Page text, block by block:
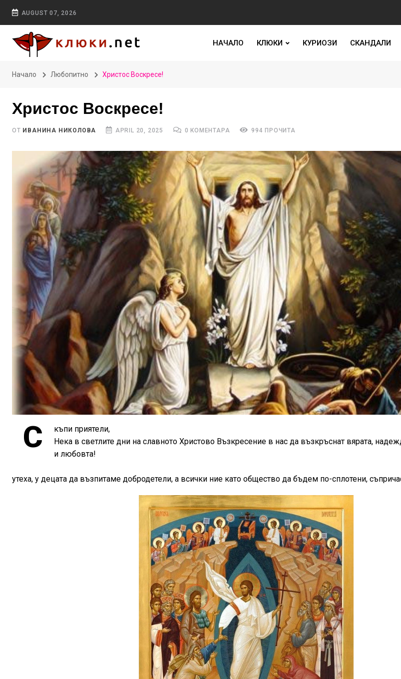
AUGUST 07, 2026
НАЧАЛО КЛЮКИ КУРИОЗИ СКАНДАЛИ
Начало Любопитно Христос Воскресе!
Христос Воскресе!
ОТ ИВАНИНА НИКОЛОВА APRIL 20, 2025 0 КОМЕНТАРА 994 ПРОЧИТА
С
къпи приятели,
Нека в светлите дни на славното Христово Възкресение в нас да възкръснат вярата,
и любовта!
утеха, у децата да възпитаме добродетели, а всички ние като общество да бъдем по-сплотени,